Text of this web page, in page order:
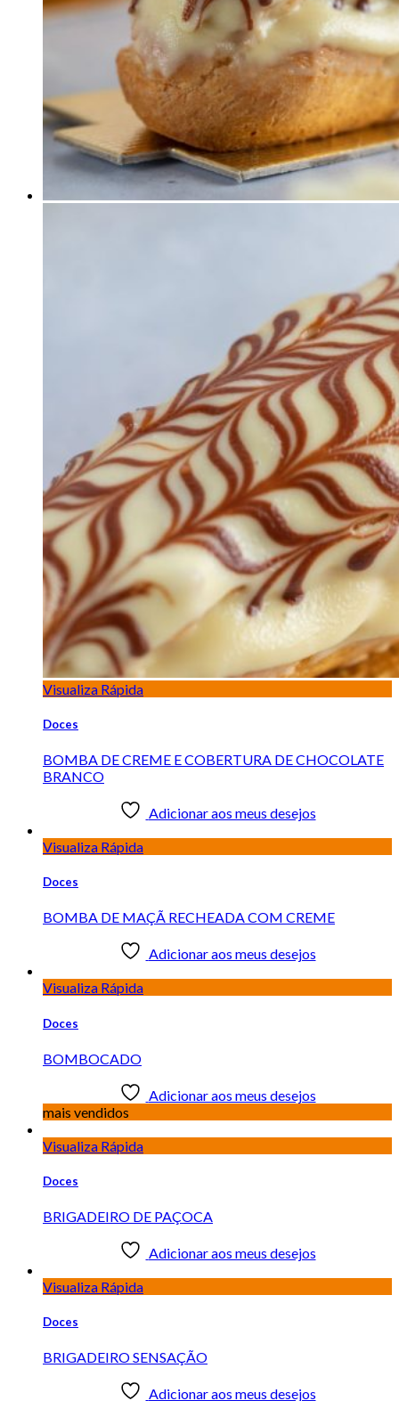
Visualiza Rápida
Doces
BOMBA DE CREME E COBERTURA DE CHOCOLATE
BRANCO
Adicionar aos meus desejos
Visualiza Rápida
Doces
BOMBA DE MAÇÃ RECHEADA COM CREME
Adicionar aos meus desejos
Visualiza Rápida
Doces
BOMBOCADO
Adicionar aos meus desejos
mais vendidos
Visualiza Rápida
Doces
BRIGADEIRO DE PAÇOCA
Adicionar aos meus desejos
Visualiza Rápida
Doces
BRIGADEIRO SENSAÇÃO
Adicionar aos meus desejos